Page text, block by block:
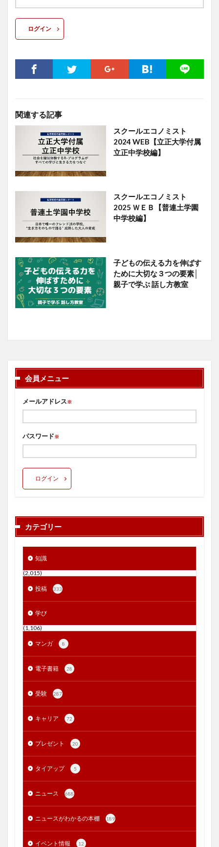
ログイン
関連する記事
スクールエコノミスト
2024 WEB【立正大学付属
立正中学校編】
スクールエコノミスト
2025 ＷＥＢ【普連土学園
中学校編】
子どもの伝える力を伸ばす
ために大切な３つの要素│
親子で学ぶ 話し方教室
会員メニュー
メールアドレス※
パスワード※
ログイン
カテゴリー
知識
(2,015)
投稿 333
学び
(1,106)
マンガ 8
電子書籍 28
受験 287
キャリア 72
プレゼント 20
タイアップ 5
ニュース 688
ニュースがわかるの本棚 189
イベント情報 12